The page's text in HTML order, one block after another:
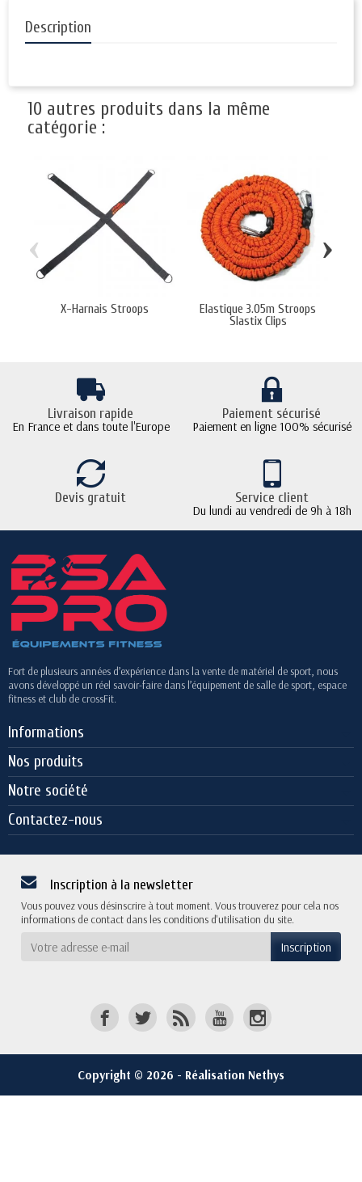
Description
10 autres produits dans la même
catégorie :
X-Harnais Stroops
Elastique 3.05m Stroops
Slastix Clips
‹ ›
Livraison rapide
En France et dans toute l'Europe
Paiement sécurisé
Paiement en ligne 100% sécurisé
Devis gratuit Service client
Du lundi au vendredi de 9h à 18h
Fort de plusieurs années d’expérience dans la vente de matériel de sport, nous
avons développé un réel savoir-faire dans l’équipement de salle de sport, espace
fitness et club de crossFit.
Informations
Nos produits
Notre société
Contactez-nous
Inscription à la newsletter
Vous pouvez vous désinscrire à tout moment. Vous trouverez pour cela nos
informations de contact dans les conditions d'utilisation du site.
Copyright © 2026 - Réalisation Nethys